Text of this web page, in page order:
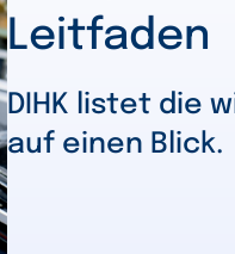
Leitfaden
DIHK listet die
auf einen Blick.